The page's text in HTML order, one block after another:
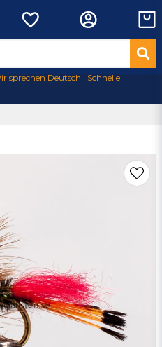
sprechen Deutsch | Schnelle